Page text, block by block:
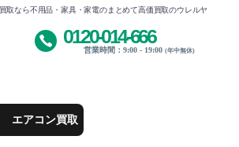
取なら不用品・家具・家電のまとめて高価買取のウレルヤ
0120-014-666
営業時間：9:00 - 19:00 (年中無休)
エアコン買取